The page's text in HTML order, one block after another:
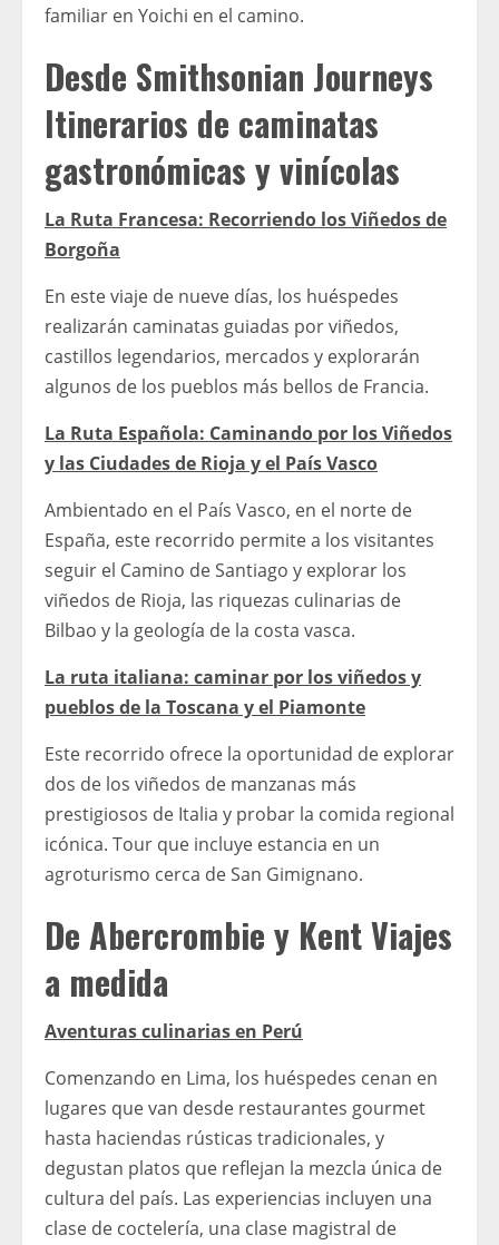
familiar en Yoichi en el camino.
Desde Smithsonian Journeys
Itinerarios de caminatas
gastronómicas y vinícolas
La Ruta Francesa: Recorriendo los Viñedos de
Borgoña
En este viaje de nueve días, los huéspedes
realizarán caminatas guiadas por viñedos,
castillos legendarios, mercados y explorarán
algunos de los pueblos más bellos de Francia.
La Ruta Española: Caminando por los Viñedos
y las Ciudades de Rioja y el País Vasco
Ambientado en el País Vasco, en el norte de
España, este recorrido permite a los visitantes
seguir el Camino de Santiago y explorar los
viñedos de Rioja, las riquezas culinarias de
Bilbao y la geología de la costa vasca.
La ruta italiana: caminar por los viñedos y
pueblos de la Toscana y el Piamonte
Este recorrido ofrece la oportunidad de explorar
dos de los viñedos de manzanas más
prestigiosos de Italia y probar la comida regional
icónica. Tour que incluye estancia en un
agroturismo cerca de San Gimignano.
De Abercrombie y Kent Viajes
a medida
Aventuras culinarias en Perú
Comenzando en Lima, los huéspedes cenan en
lugares que van desde restaurantes gourmet
hasta haciendas rústicas tradicionales, y
degustan platos que reflejan la mezcla única de
cultura del país. Las experiencias incluyen una
clase de coctelería, una clase magistral de